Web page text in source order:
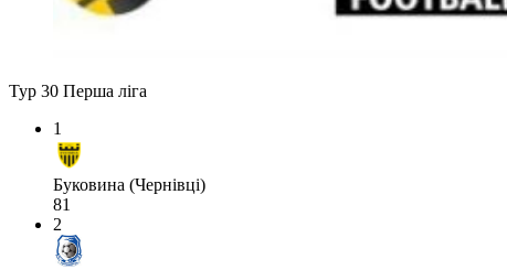
Тур 30 Перша ліга
1
Буковина (Чернівці)
81
2